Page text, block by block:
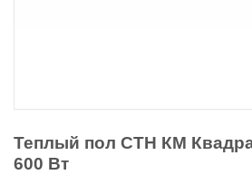
Теплый пол СТН КМ
600 Вт